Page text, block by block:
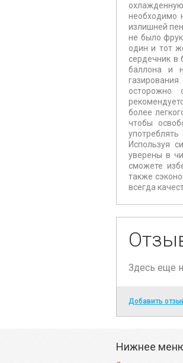
необходимо
излишней
не было
один и тот
сердечник в
баллона и
осторожно
более
чтобы
Используя
уверены в
сможете
также
всегда
Здесь еще
Добавить
Нижнее